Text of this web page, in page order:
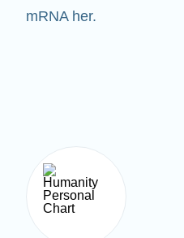
mRNA her.